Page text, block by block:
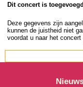
Dit concert is
Deze gegevens zijn
kunnen de juistheid niet
voordat u naar het concert